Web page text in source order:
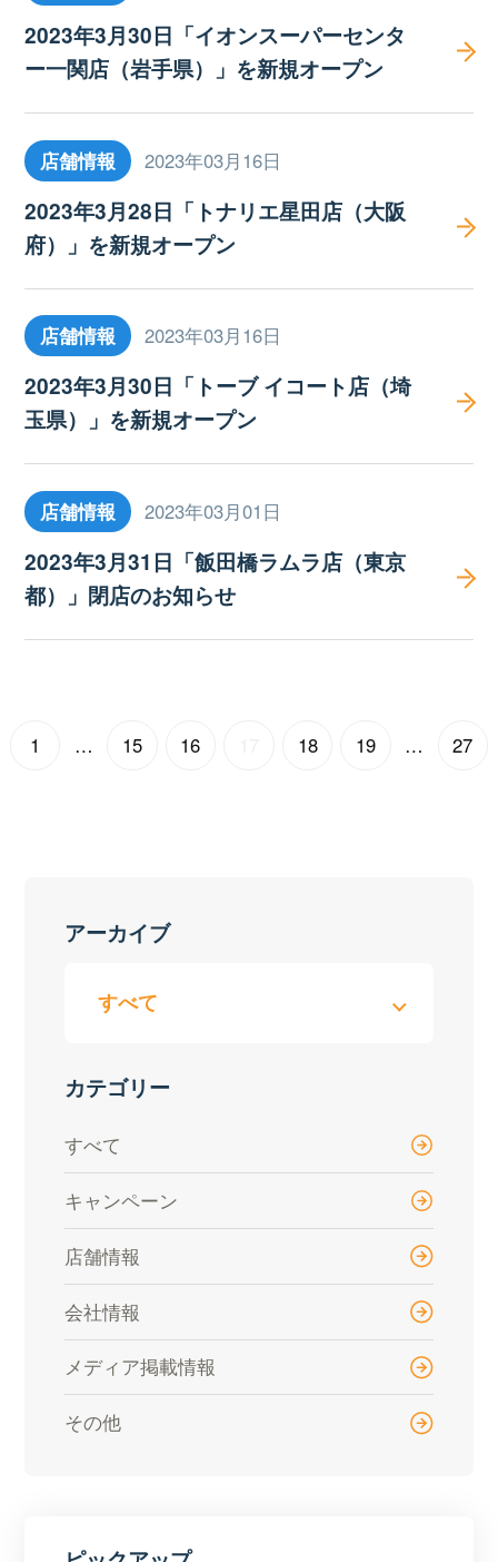
2023年3月30日「イオンスーパーセンタ
ー一関店（岩手県）」を新規オープン
店舗情報 2023年03月16日
2023年3月28日「トナリエ星田店（大阪
府）」を新規オープン
店舗情報 2023年03月16日
2023年3月30日「トーブ イコート店（埼
玉県）」を新規オープン
店舗情報 2023年03月01日
2023年3月31日「飯田橋ラムラ店（東京
都）」閉店のお知らせ
1 … 15 16 18 19 … 27
アーカイブ
カテゴリー
すべて
キャンペーン
店舗情報
会社情報
メディア掲載情報
その他